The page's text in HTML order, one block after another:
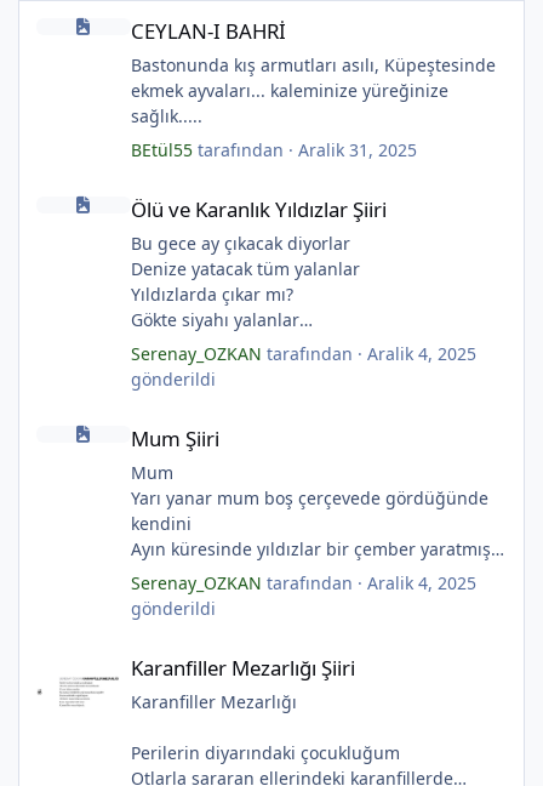
CEYLAN-I BAHRİ
CEYLAN-I BAHRİ
Bastonunda kış armutları asılı, Küpeştesinde
ekmek ayvaları... kaleminize yüreğinize
sağlık.....
BEtül55tarafından · Aralik 31, 2025
Ölü ve Karanlık Yıldızlar Şiiri
Ölü ve Karanlık Yıldızlar Şiiri
Bu gece ay çıkacak diyorlar
Denize yatacak tüm yalanlar
Yıldızlarda çıkar mı?
Gökte siyahı yalanlar
Ölü ve karanlık yıldızlar
Ayı sarhoş etmişler
Ay kesilmiş kızıl, kızıl
(Serenay Özkan, Viata)
Serenay_OZKAN tarafından · Aralik 4, 2025
gönderildi
Mum Şiiri
Mum Şiiri
Mum
Yarı yanar mum boş çerçevede gördüğünde
kendini
Ayın küresinde yıldızlar bir çember yaratmış
Çocukların rüyalarını.
Gıcırdayan tahta evimizdeki mumlar
Bizi bizlere gösteren fenermiş.
Fenerler bir başka yanarmış.
Hayalin gerçeğinde susmayan sesini
Aşıklar evlerinde ailelerini sayarmış.
Sular ateşi söndürür derler
Serenay_OZKAN tarafından · Aralik 4, 2025
gönderildi
Karanfiller Mezarlığı Şiiri
Karanfiller Mezarlığı
Perilerin diyarındaki çocukluğum
Otlarla sararan ellerindeki karanfillerde
*
*